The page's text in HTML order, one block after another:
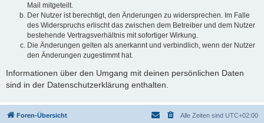
Mail mitgeteilt.
Der Nutzer ist berechtigt, den Änderungen zu widersprechen. Im Falle
des Widerspruchs erlischt das zwischen dem Betreiber und dem Nutzer
bestehende Vertragsverhältnis mit sofortiger Wirkung.
Die Änderungen gelten als anerkannt und verbindlich, wenn der Nutzer
den Änderungen zugestimmt hat.
Informationen über den Umgang mit deinen persönlichen Daten
sind in der Datenschutzerklärung enthalten.
Foren-Übersicht Alle Zeiten sind UTC+02:00